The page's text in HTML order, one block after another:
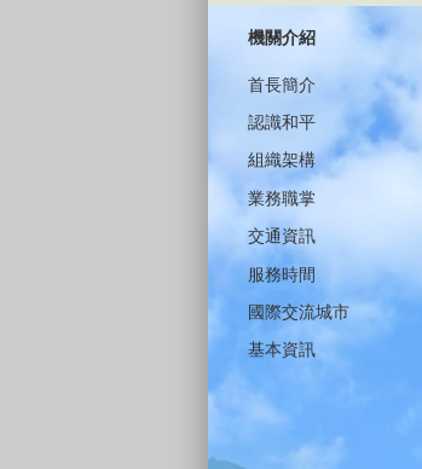
機關介紹
首長簡介
認識和平
組織架構
業務職掌
交通資訊
服務時間
國際交流城市
基本資訊